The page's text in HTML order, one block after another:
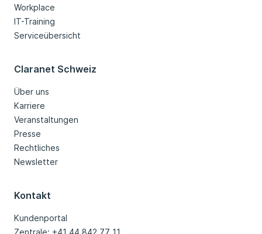
Workplace
IT-Training
Serviceübersicht
Claranet Schweiz
Über uns
Karriere
Veranstaltungen
Presse
Rechtliches
Newsletter
Kontakt
Kundenportal